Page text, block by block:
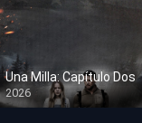
Una Milla: Capítulo Dos
2026
1080p